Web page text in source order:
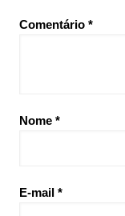
Comentário *
Nome *
E-mail *